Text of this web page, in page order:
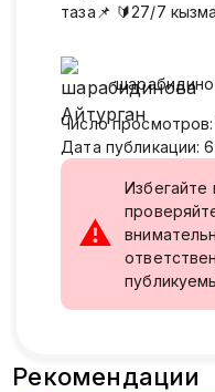
таза📌 🔰27/7
Число просмотров:
Дата публикации:
⚠
Избегайте
Рекомендации